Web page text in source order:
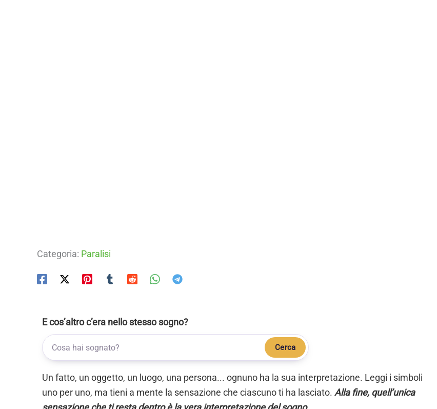
Categoria: Paralisi
E cos’altro c’era nello stesso sogno?
Cerca
Un fatto, un oggetto, un luogo, una persona... ognuno ha la sua interpretazione. Leggi i simboli
uno per uno, ma tieni a mente la sensazione che ciascuno ti ha lasciato. Alla fine, quell’unica